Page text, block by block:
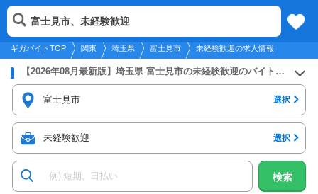
2026年8月9日更新
関東
メニュー
ギガバイトTOP 関東 埼玉県 富士見市 未経験歓迎の求人情報
富士見市、未経験歓迎
【2026年08月最新版】埼玉県 富士見市の未経験歓迎のバイト・アルバイト・パートの求人募集情報
富士見市 選択
未経験歓迎 選択
検索